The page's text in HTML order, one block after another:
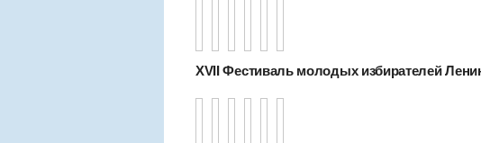
XVII Фестиваль молодых избирателей